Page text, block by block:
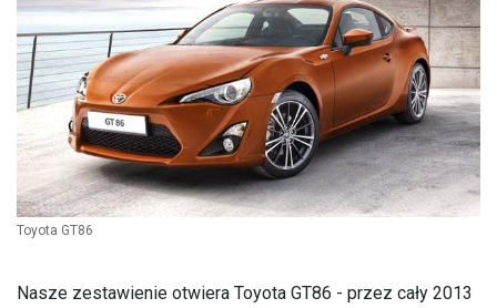
Toyota GT86
Nasze zestawienie otwiera Toyota GT86 - przez cały 2013